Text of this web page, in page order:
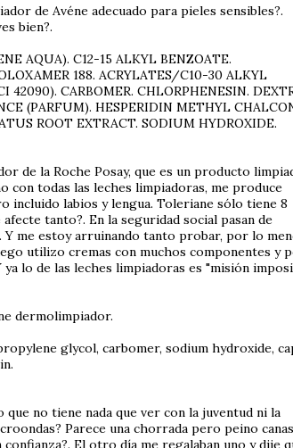
de Avéne adecuado para pieles sensibles?.
bien?.
AQUA). C12-15 ALKYL BENZOATE.
188. ACRYLATES/C10-30 ALKYL
42090). CARBOMER. CHLORPHENESIN.
(PARFUM). HESPERIDIN METHYL
ROOT EXTRACT. SODIUM HYDROXIDE.
de la Roche Posay, que es un producto
con todas las leches limpiadoras, me produce
labios y lengua. Toleriane sólo tiene 8
tanto?. En la seguridad social pasan de
me estoy arruinando tanto probar, por lo
utilizo cremas con muchos componentes y
lo de las leches limpiadoras es "misión
dermolimpiador.
glycol, carbomer, sodium hydroxide,
no tiene nada que ver con la juventud ni la
Parece una chorrada pero peino
El otro día me regalaban uno y dije